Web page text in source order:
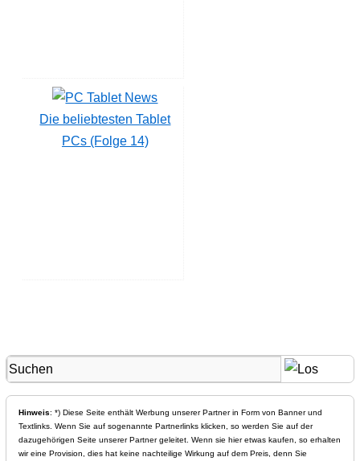
Die beliebtesten Tablet
PCs (Folge 14)
Hinweis: *) Diese Seite enthält Werbung unserer Partner in Form von Banner und
Textlinks. Wenn Sie auf sogenannte Partnerlinks klicken, so werden Sie auf der
dazugehörigen Seite unserer Partner geleitet. Wenn sie hier etwas kaufen, so erhalten
wir eine Provision, dies hat keine nachteilige Wirkung auf dem Preis, denn Sie